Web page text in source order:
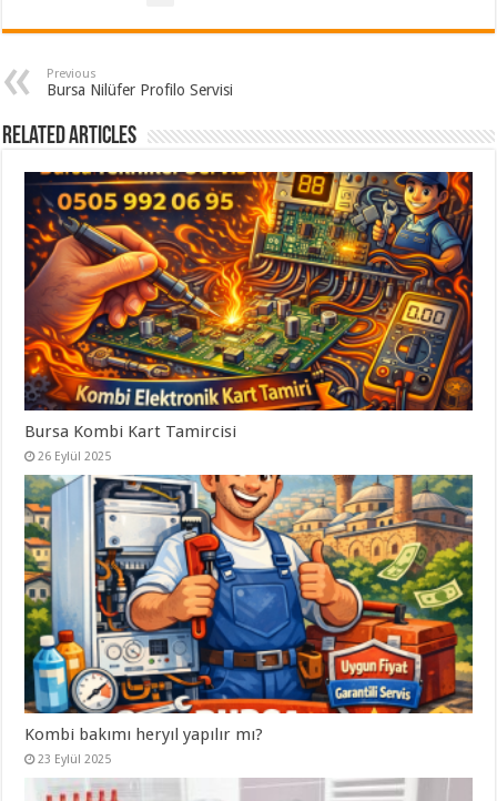
Previous
Bursa Nilüfer Profilo Servisi
Related Articles
Bursa Kombi Kart Tamircisi
26 Eylül 2025
Kombi bakımı heryıl yapılır mı?
23 Eylül 2025